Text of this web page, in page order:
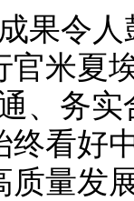
果令
米夏
、务
终看好
质量发